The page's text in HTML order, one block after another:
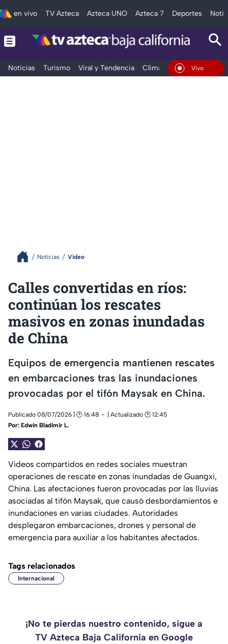
en vivo TV Azteca Azteca UNO Azteca 7 Deportes
Noticias Turismo Viral y Tendencia Clima Deportes
En Vivo
Noticias Video
Calles convertidas en ríos:
continúan los rescates
masivos en zonas inundadas
de China
Equipos de emergencia mantienen rescates
en embarcaciones tras las inundaciones
provocadas por el tifón Maysak en China.
Publicado 08/07/2026 | 🕑 16:48
| Actualizado 🕑 12:45
Por: Edwin Bladimir L.
Videos compartidos en redes sociales muestran
operaciones de rescate en zonas inundadas de Guangxi,
China. Las afectaciones fueron provocadas por las lluvias
asociadas al tifón Maysak, que causó desbordamientos e
inundaciones en varias ciudades. Autoridades
desplegaron embarcaciones, drones y personal de
emergencia para auxiliar a los habitantes afectados.
Tags relacionados
Internacional
¡No te pierdas nuestro contenido, sigue a
TV Azteca Baja California en Google